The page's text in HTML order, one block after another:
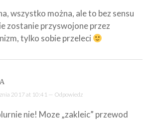
wszystko można, ale to bez sensu
zostanie przyswojone przez
tylko sobie przeleci
2017 at 10:41 — Odpowiedz
nie! Moze „zakleic” przewod